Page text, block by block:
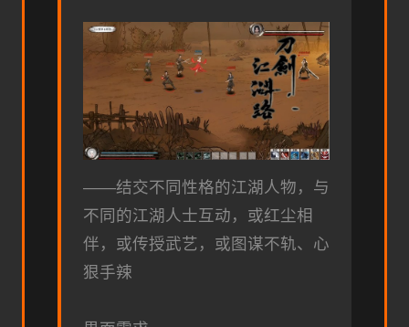
——结交不同性格的江湖人物，与
不同的江湖人士互动，或红尘相
伴，或传授武艺，或图谋不轨、心
狠手辣